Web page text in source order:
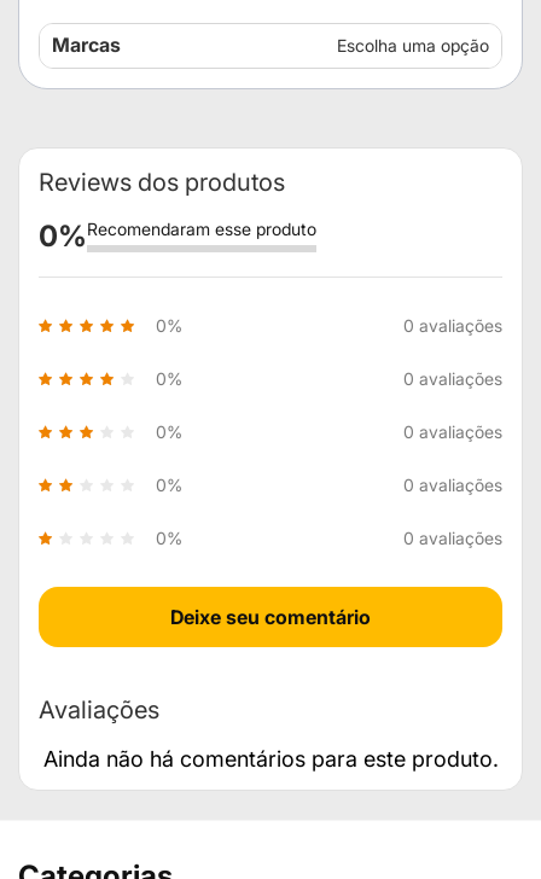
Mais
informações
Marcas Escolha uma opção
Avaliações
Ainda não há comentários para este produto.
Reviews dos produtos
0%Recomendaram esse produto
0% 0 avaliações
0% 0 avaliações
0% 0 avaliações
0% 0 avaliações
0% 0 avaliações
Deixe seu comentário